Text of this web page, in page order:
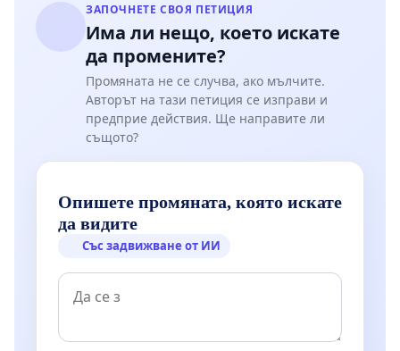
ЗАПОЧНЕТЕ СВОЯ ПЕТИЦИЯ
Има ли нещо, което искате
да промените?
Промяната не се случва, ако мълчите.
Авторът на тази петиция се изправи и
предприе действия. Ще направите ли
същото?
Опишете промяната, която искате
да видите
Със задвижване от ИИ